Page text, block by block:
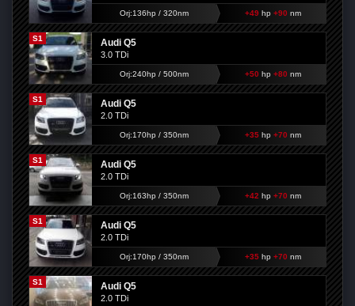
Orj:136hp / 320nm +49hp +90 nm
S1 Audi Q5
3.0 TDi
Orj:240hp / 500nm +50 hp +80 nm
S1 Audi Q5
2.0 TDi
Orj:170hp / 350nm +35hp +70 nm
S1 Audi Q5
2.0 TDi
Orj:163hp / 350nm +42 hp +70 nm
S1 Audi Q5
2.0 TDi
Orj:170hp / 350nm +35hp +70 nm
S1 Audi Q5
2.0 TDi